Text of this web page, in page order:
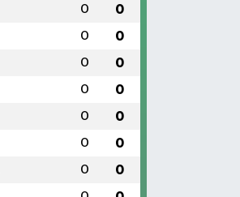
0 0
0 0
0 0
0 0
0 0
0 0
0 0